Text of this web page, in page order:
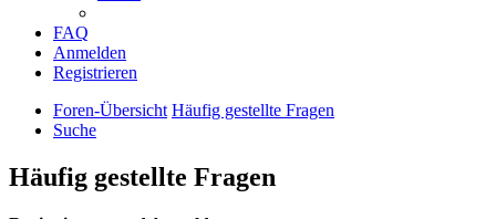
FAQ
Anmelden
Registrieren
Foren-Übersicht Häufig gestellte Fragen
Suche
Häufig gestellte Fragen